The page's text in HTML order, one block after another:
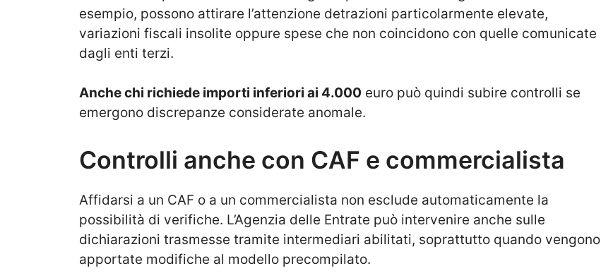
esempio, possono attirare l’attenzione detrazioni particolarmente elevate,
variazioni fiscali insolite oppure spese che non coincidono con quelle comunicate
dagli enti terzi.
Anche chi richiede importi inferiori ai 4.000 euro può quindi subire controlli se
emergono discrepanze considerate anomale.
Controlli anche con CAF e commercialista
Affidarsi a un CAF o a un commercialista non esclude automaticamente la
possibilità di verifiche. L’Agenzia delle Entrate può intervenire anche sulle
dichiarazioni trasmesse tramite intermediari abilitati, soprattutto quando vengono
apportate modifiche al modello precompilato.